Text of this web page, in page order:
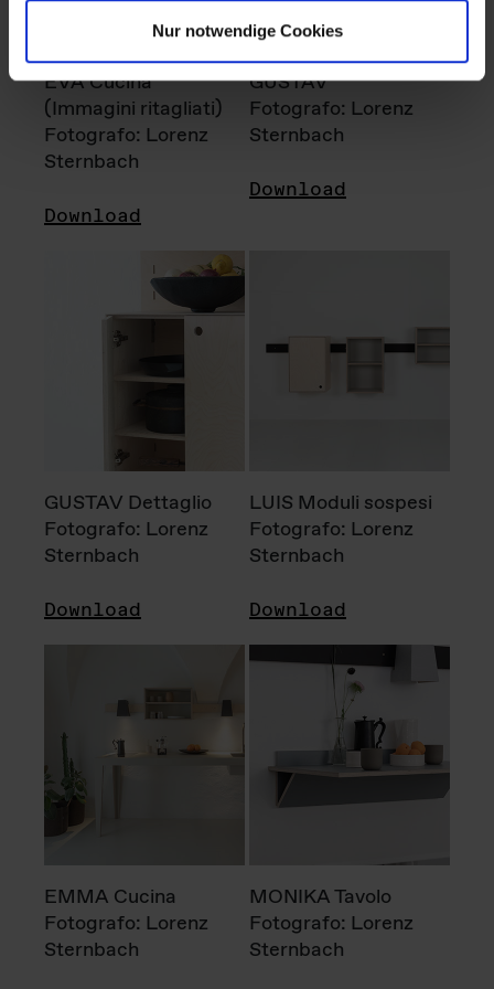
Nur notwendige Cookies
EVA Cucina
(Immagini ritagliati)
Fotografo: Lorenz
Sternbach
Download
GUSTAV
Fotografo: Lorenz
Sternbach
Download
GUSTAV Dettaglio
Fotografo: Lorenz
Sternbach
Download
LUIS Moduli sospesi
Fotografo: Lorenz
Sternbach
Download
EMMA Cucina
Fotografo: Lorenz
Sternbach
MONIKA Tavolo
Fotografo: Lorenz
Sternbach